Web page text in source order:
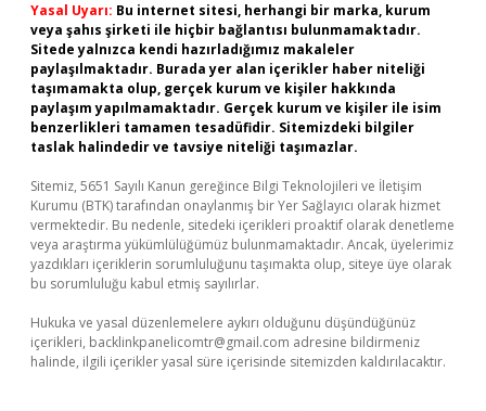
Yasal Uyarı: Bu internet sitesi, herhangi bir marka, kurum
veya şahıs şirketi ile hiçbir bağlantısı bulunmamaktadır.
Sitede yalnızca kendi hazırladığımız makaleler
paylaşılmaktadır. Burada yer alan içerikler haber niteliği
taşımamakta olup, gerçek kurum ve kişiler hakkında
paylaşım yapılmamaktadır. Gerçek kurum ve kişiler ile isim
benzerlikleri tamamen tesadüfidir. Sitemizdeki bilgiler
taslak halindedir ve tavsiye niteliği taşımazlar.
Sitemiz, 5651 Sayılı Kanun gereğince Bilgi Teknolojileri ve İletişim
Kurumu (BTK) tarafından onaylanmış bir Yer Sağlayıcı olarak hizmet
vermektedir. Bu nedenle, sitedeki içerikleri proaktif olarak denetleme
veya araştırma yükümlülüğümüz bulunmamaktadır. Ancak, üyelerimiz
yazdıkları içeriklerin sorumluluğunu taşımakta olup, siteye üye olarak
bu sorumluluğu kabul etmiş sayılırlar.
Hukuka ve yasal düzenlemelere aykırı olduğunu düşündüğünüz
içerikleri, backlinkpanelicomtr@gmail.com adresine bildirmeniz
halinde, ilgili içerikler yasal süre içerisinde sitemizden kaldırılacaktır.